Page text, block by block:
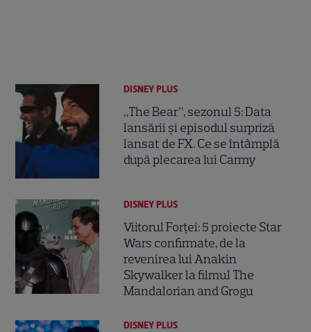
DISNEY PLUS
„The Bear”, sezonul 5: Data
lansării și episodul surpriză
lansat de FX. Ce se întâmplă
după plecarea lui Carmy
DISNEY PLUS
Viitorul Forței: 5 proiecte Star
Wars confirmate, de la
revenirea lui Anakin
Skywalker la filmul The
Mandalorian and Grogu
DISNEY PLUS